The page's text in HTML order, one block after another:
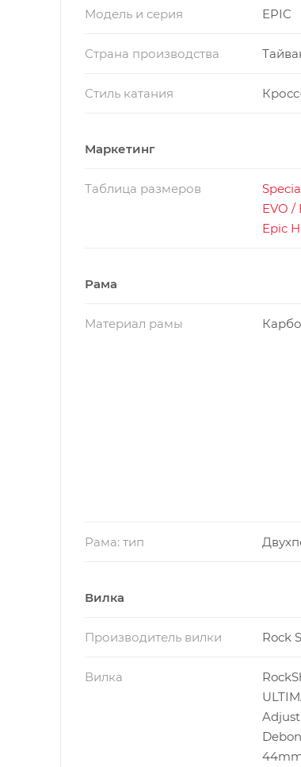
Модель и серия EPIC
Страна производства
Стиль катания
Маркетинг
Таблица размеров
EVO /
Epic
Рама
Материал рамы
Рама: тип
Вилка
Производитель вилки Rock
Вилка